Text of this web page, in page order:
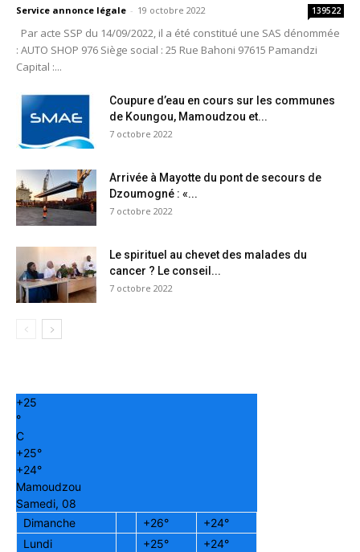
Service annonce légale - 19 octobre 2022 139522
Par acte SSP du 14/09/2022, il a été constitué une SAS dénommée
: AUTO SHOP 976 Siège social : 25 Rue Bahoni 97615 Pamandzi
Capital :...
Coupure d’eau en cours sur les communes
de Koungou, Mamoudzou et...
7 octobre 2022
Arrivée à Mayotte du pont de secours de
Dzoumogné : «...
7 octobre 2022
Le spirituel au chevet des malades du
cancer ? Le conseil...
7 octobre 2022
+25
°
C
+25°
+24°
Mamoudzou
Samedi, 08
Dimanche
+26° +24°
Lundi
+25° +24°